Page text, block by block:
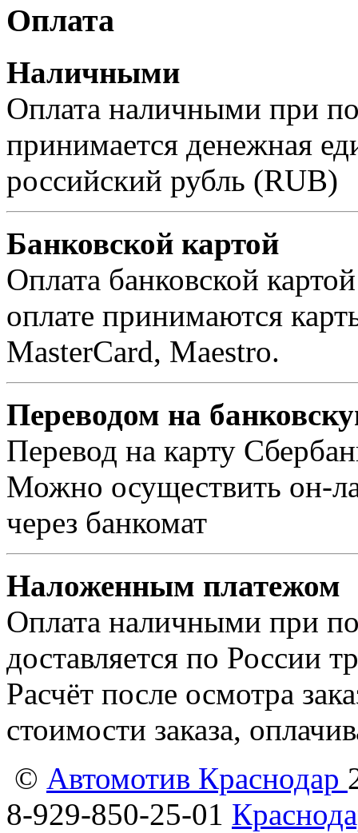
Оплата
Наличными
Оплата наличными при
принимается денежная
российский рубль (RUB)
Банковской картой
Оплата банковской
оплате принимаются
MasterCard, Maestro.
Переводом на
Перевод на карту
Можно осуществить он-
через банкомат
Наложенным платежом
Оплата наличными при
доставляется по России
Расчёт после осмотра
стоимости заказа,
© Автомотив Краснодар
8-929-850-25-01